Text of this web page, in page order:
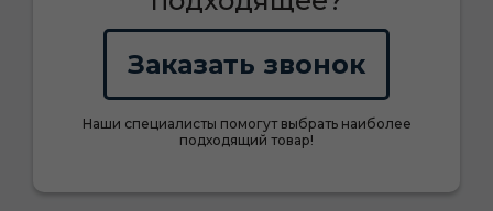
Заказать звонок
Наши специалисты помогут выбрать наиболее
подходящий товар!